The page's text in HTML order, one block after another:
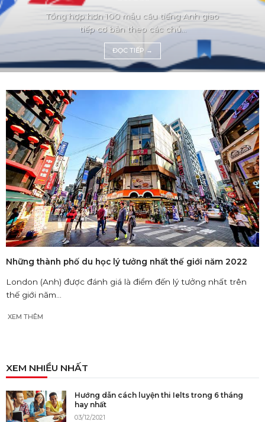
Tổng hợp hơn 100 mẫu câu tiếng Anh giao
tiếp cơ bản theo các chủ...
ĐỌC TIẾP →
Những thành phố du học lý tưởng nhất thế giới năm 2022
London (Anh) được đánh giá là điểm đến lý tưởng nhất trên
thế giới năm...
XEM THÊM
XEM NHIỀU NHẤT
Hướng dẫn cách luyện thi Ielts trong 6 tháng
hay nhất
03/12/2021